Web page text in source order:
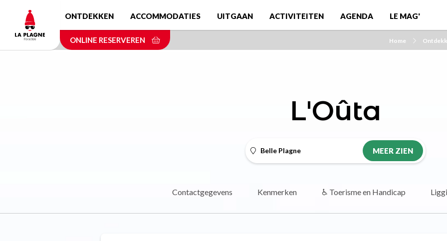
content
ONTDEKKEN ACCOMMODATIES UITGAAN ACTIVITEITEN AGENDA LE MAG'
ONLINE RESERVEREN Home
L'Oûta
Belle Plagne MEER ZIEN
Contactgegevens Kenmerken ♿ Toerisme en Handicap